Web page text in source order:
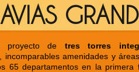
GRAND
proyecto de tres torres
, incomparables amenidades y
65 departamentos en la primera